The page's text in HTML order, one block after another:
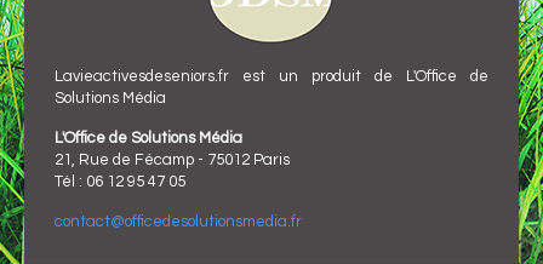
Lavieactivesdeseniors.fr est un produit de L'Office de
Solutions Média
L'Office de Solutions Média
21, Rue de Fécamp - 75012 Paris
Tél : 06 12 95 47 05
contact@officedesolutionsmedia.fr